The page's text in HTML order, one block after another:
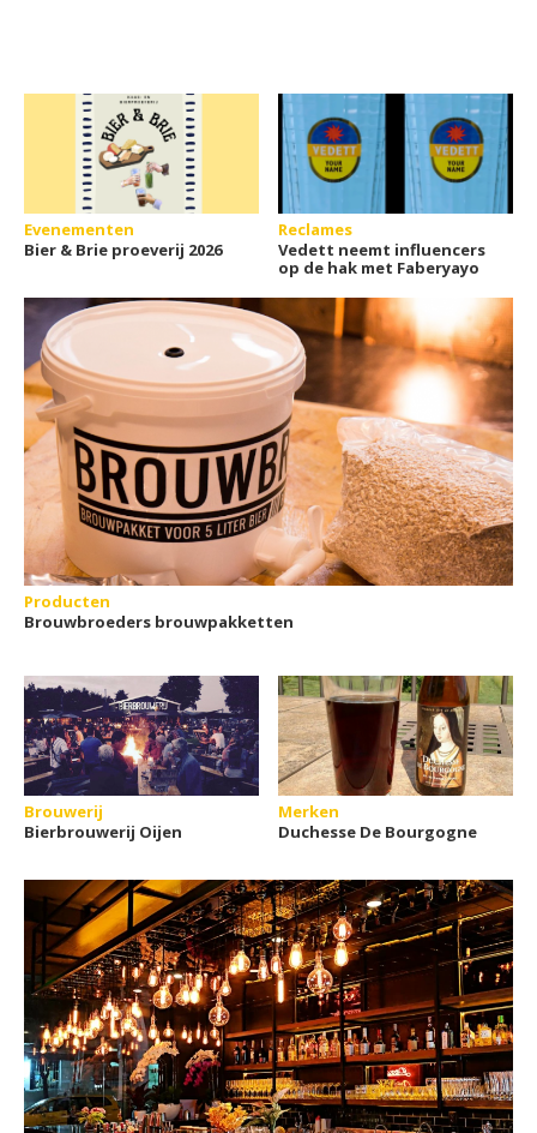
Evenementen
Bier & Brie proeverij 2026
Reclames
Vedett neemt influencers
op de hak met Faberyayo
Producten
Brouwbroeders brouwpakketten
Brouwerij
Bierbrouwerij Oijen
Merken
Duchesse De Bourgogne